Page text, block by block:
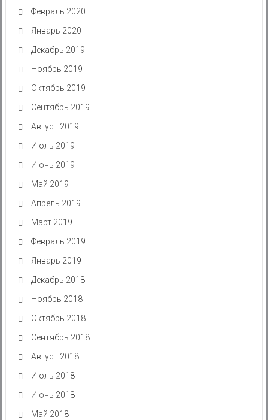
Февраль 2020
Январь 2020
Декабрь 2019
Ноябрь 2019
Октябрь 2019
Сентябрь 2019
Август 2019
Июль 2019
Июнь 2019
Май 2019
Апрель 2019
Март 2019
Февраль 2019
Январь 2019
Декабрь 2018
Ноябрь 2018
Октябрь 2018
Сентябрь 2018
Август 2018
Июль 2018
Июнь 2018
Май 2018